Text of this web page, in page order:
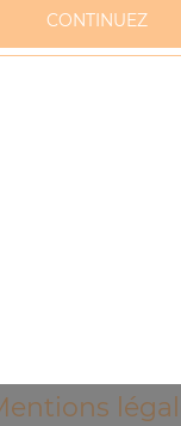
CONTINUEZ